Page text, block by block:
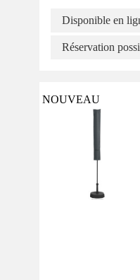
Disponible en
Réservation
NOUVEAU